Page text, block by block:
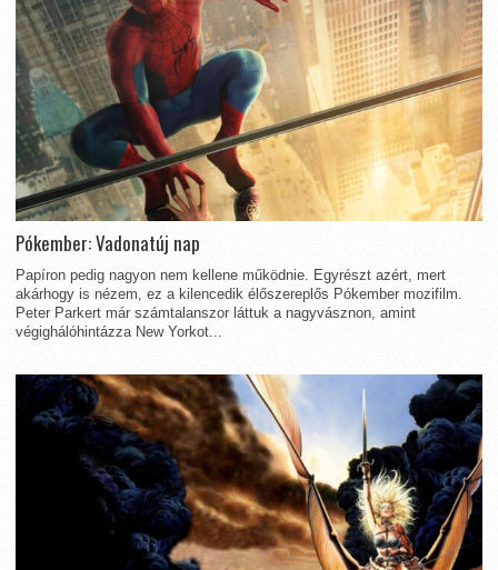
Pókember: Vadonatúj nap
Papíron pedig nagyon nem kellene működnie. Egyrészt azért, mert
akárhogy is nézem, ez a kilencedik élőszereplős Pókember mozifilm.
Peter Parkert már számtalanszor láttuk a nagyvásznon, amint
végighálóhintázza New Yorkot...